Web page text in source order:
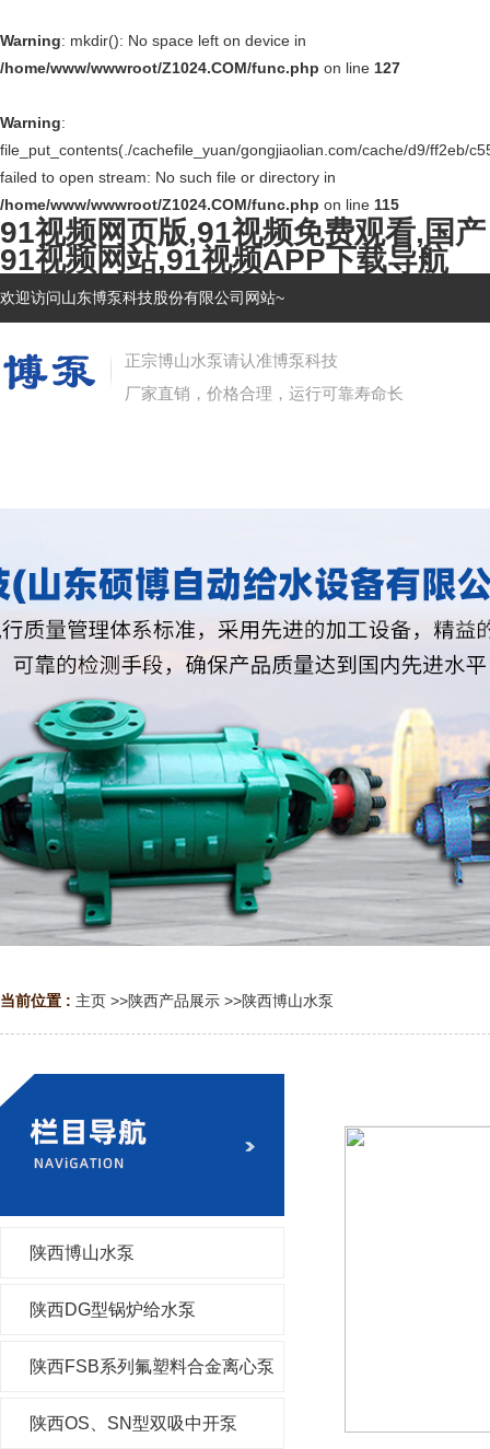
Warning: mkdir(): No space left on device in
/home/www/wwwroot/Z1024.COM/func.php on line 127
Warning:
file_put_contents(./cachefile_yuan/gongjiaolian.com/cache/d9/ff2eb/
failed to open stream: No such file or directory in
/home/www/wwwroot/Z1024.COM/func.php on line 115
91视频网页版,91视频免费观看,国产
91视频网站,91视频APP下载导航
欢迎访问山东博泵科技股份有限公司网站~
正宗博山水泵请认准博泵科技
厂家直销，价格合理，运行可靠寿命长
当前位置 : 主页 >>陕西产品展示 >>陕西博山水泵
陕西博山水泵
陕西DG型锅炉给水泵
陕西FSB系列氟塑料合金离心泵
陕西OS、SN型双吸中开泵